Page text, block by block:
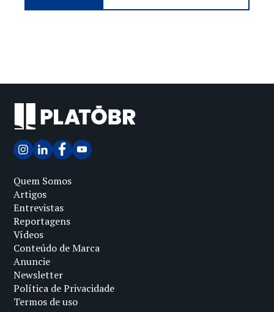
Quem Somos
Artigos
Entrevistas
Reportagens
Vídeos
Conteúdo de Marca
Anuncie
Newsletter
Política de Privacidade
Termos de uso